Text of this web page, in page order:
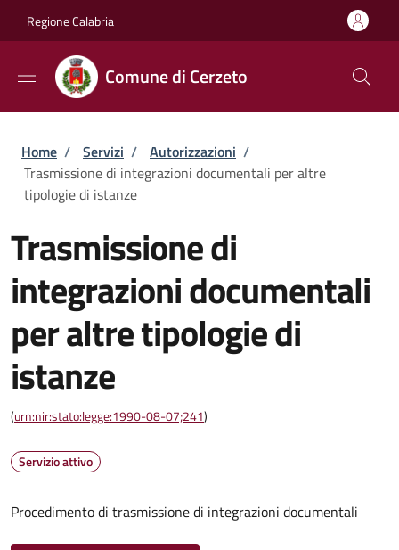
Regione Calabria
Comune di Cerzeto
Briciole di pane
Home / Servizi / Autorizzazioni /
Trasmissione di integrazioni documentali per altre
tipologie di istanze
Trasmissione di
integrazioni documentali
per altre tipologie di
istanze
(urn:nir:stato:legge:1990-08-07;241)
Servizio attivo
Procedimento di trasmissione di integrazioni documentali